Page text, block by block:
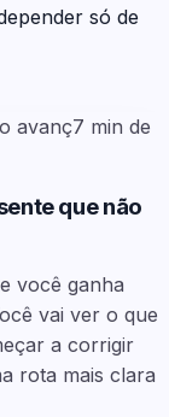
só de
avanç7 min de
que não
você ganha
vai ver o que
a corrigir
rota mais clara